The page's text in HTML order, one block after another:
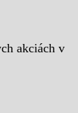
akciách v